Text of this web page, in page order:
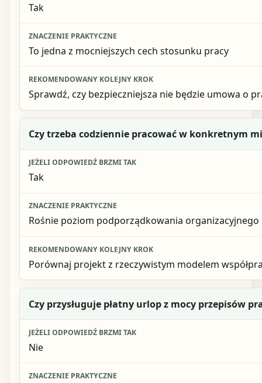
Tak
To jedna z mocniejszych cech stosunku pracy
Sprawdź, czy bezpieczniejsza nie będzie umowa o
Czy trzeba codziennie pracować w konkretnym
Tak
Rośnie poziom podporządkowania organizacyjnego
Porównaj projekt z rzeczywistym modelem
Czy przysługuje płatny urlop z mocy przepisów
Nie